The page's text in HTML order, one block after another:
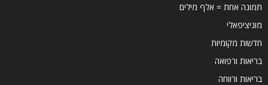
תמונה אחת = אלף מילים
מוניציפאלי
חדשות מקומיות
בריאות ורפואה
בריאות ורווחה